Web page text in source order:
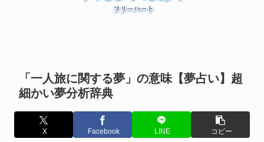
「一人旅に関する夢」の意味【夢占い】超
細かい夢分析辞典
X Facebook LINE コピー